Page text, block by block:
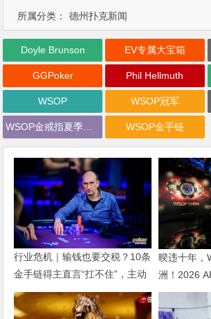
所属分类： 德州扑克新闻
Doyle Brunson EV专属大宝箱
GGPoker Phil Hellmuth
WSOP WSOP冠军
WSOP金手链
行业危机｜输钱也要交税？10条
金手链得主直言“扛不住”，主动
砍掉四分之三比赛
暌违十年，
洲！2026
日盛大登场